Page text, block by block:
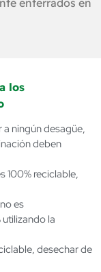
enterrados en
los
ningún desagüe,
deben
100% reciclable,
es
la
desechar de